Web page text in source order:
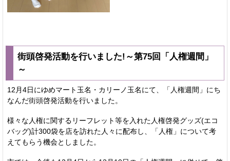
街頭啓発活動を行いました!～第75回「人権週間」
～
12月4日にゆめマート玉名・カリーノ玉名にて、「人権週間」にち
なんだ街頭啓発活動を行いました。
様々な人権に関するリーフレット等を入れた人権啓発グッズ(エコ
バッグ)計300袋を店を訪れた人々に配布し、「人権」について考
えてもらう機会としました。